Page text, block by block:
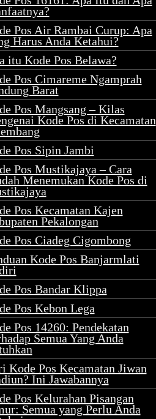
Pos Air Rambai Curup: Apa
Harus Anda Ketahui?
itu Kode Pos Belawa?
Pos Cimareme Ngamprah
Barat
Pos Mangsang – Kilas
Kode Pos di Kecamatan
Pos Sipin Jambi
Pos Mustikajaya – Cara
Menemukan Kode Pos di
Pos Kecamatan Kajen
Pekalongan
Pos Ciadeg Cigombong
Kode Pos Banjarmlati
Pos Bandar Klippa
Pos Kebon Lega
Pos 14260: Pendekatan
Semua Yang Anda
Kode Pos Kecamatan Jiwan
Ini Jawabannya
Pos Kelurahan Pisangan
Semua yang Perlu Anda